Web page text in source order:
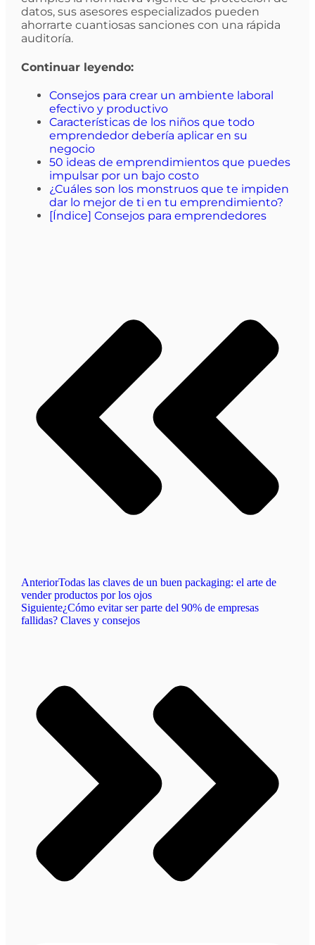
datos, sus asesores especializados pueden
ahorrarte cuantiosas sanciones con una rápida
auditoría.
Continuar leyendo:
Consejos para crear un ambiente laboral
efectivo y productivo
Características de los niños que todo
emprendedor debería aplicar en su
negocio
50 ideas de emprendimientos que puedes
impulsar por un bajo costo
¿Cuáles son los monstruos que te impiden
dar lo mejor de ti en tu emprendimiento?
[Índice] Consejos para emprendedores
AnteriorTodas las claves de un buen packaging: el arte de
vender productos por los ojos
Siguiente¿Cómo evitar ser parte del 90% de empresas
fallidas? Claves y consejos